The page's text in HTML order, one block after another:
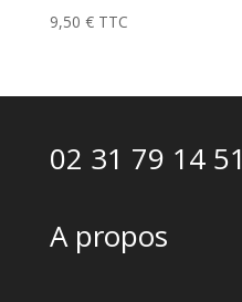
9,50 € TTC
02 31 79 14 51
A propos